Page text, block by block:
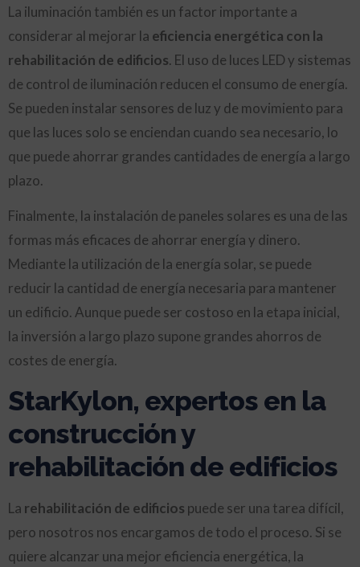
La iluminación también es un factor importante a
considerar al mejorar la eficiencia energética con la
rehabilitación de edificios. El uso de luces LED y sistemas
de control de iluminación reducen el consumo de energía.
Se pueden instalar sensores de luz y de movimiento para
que las luces solo se enciendan cuando sea necesario, lo
que puede ahorrar grandes cantidades de energía a largo
plazo.
Finalmente, la instalación de paneles solares es una de las
formas más eficaces de ahorrar energía y dinero.
Mediante la utilización de la energía solar, se puede
reducir la cantidad de energía necesaria para mantener
un edificio. Aunque puede ser costoso en la etapa inicial,
la inversión a largo plazo supone grandes ahorros de
costes de energía.
StarKylon, expertos en la
construcción y
rehabilitación de edificios
La rehabilitación de edificios puede ser una tarea difícil,
pero nosotros nos encargamos de todo el proceso. Si se
quiere alcanzar una mejor eficiencia energética, la